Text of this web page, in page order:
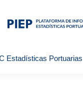
Estadísticas Portuarias